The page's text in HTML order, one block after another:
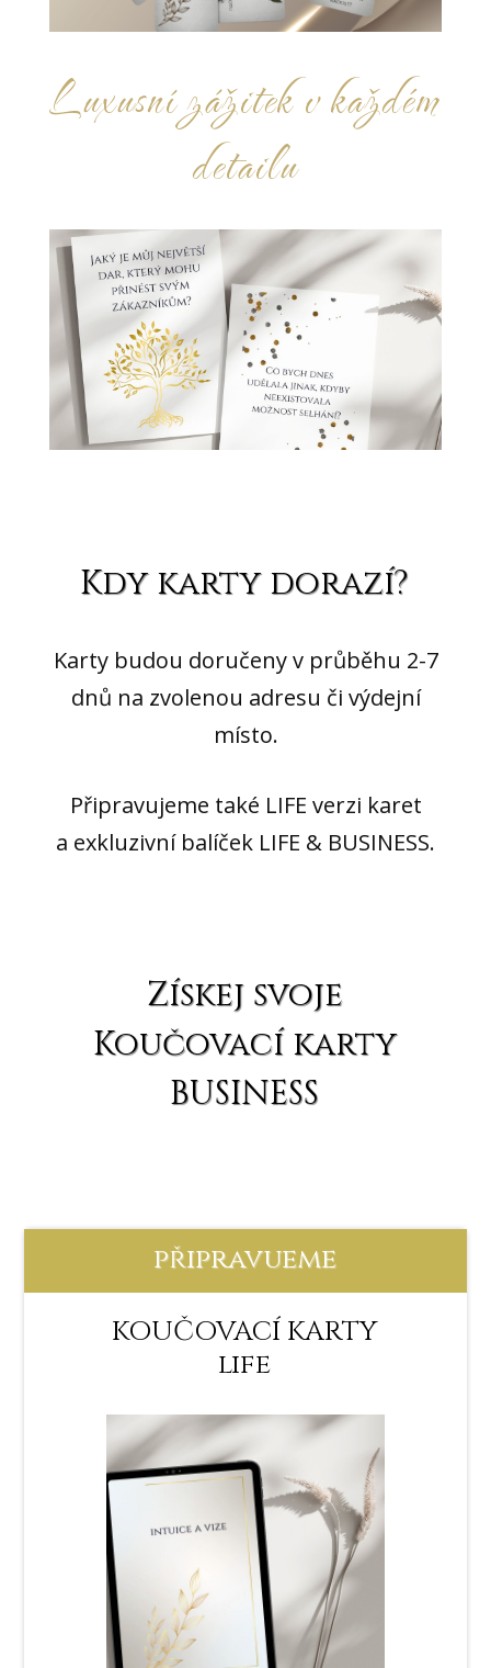
Luxusní zážitek v každém
detailu
Kdy karty dorazí?
Karty budou doručeny v průběhu 2-7
dnů na zvolenou adresu či výdejní
místo.
Připravujeme také LIFE verzi karet
a exkluzivní balíček LIFE & BUSINESS.
Získej svoje
Koučovací karty
BUSINESS
připravueme
KOUČOVACÍ KARTY
life